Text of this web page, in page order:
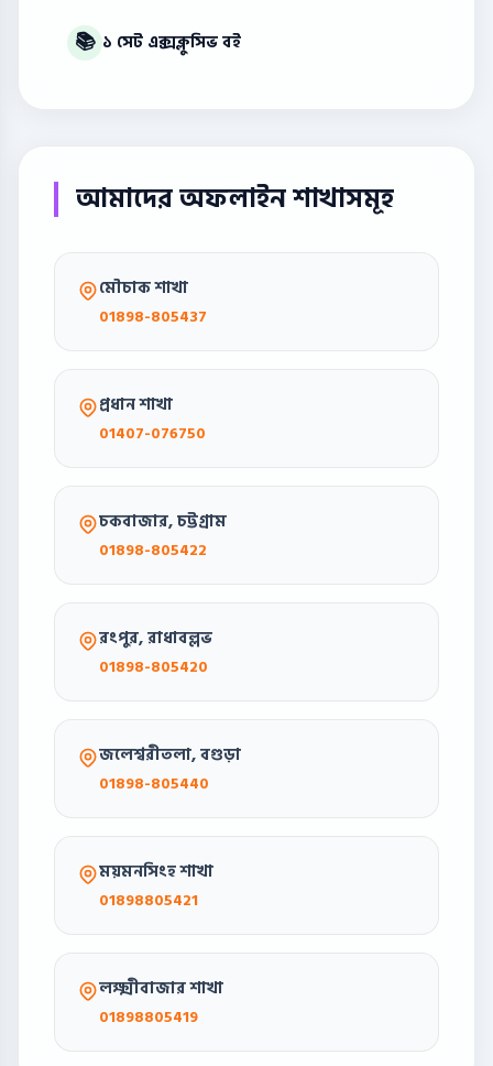
📚 ১ সেট এক্সক্লুসিভ বই
আমাদের অফলাইন শাখাসমূহ
মৌচাক শাখা
01898-805437
প্রধান শাখা
01407-076750
চকবাজার, চট্টগ্রাম
01898-805422
রংপুর, রাধাবল্লভ
01898-805420
জলেশ্বরীতলা, বগুড়া
01898-805440
ময়মনসিংহ শাখা
01898805421
লক্ষ্মীবাজার শাখা
01898805419